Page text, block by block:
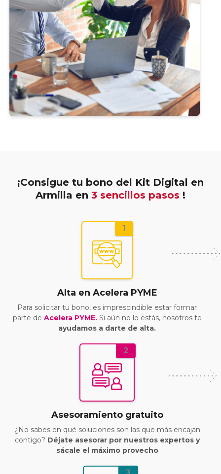
¡Consigue tu bono del Kit Digital en
Armilla en 3 sencillos pasos !
Alta en Acelera PYME
Para solicitar tu bono, es imprescindible estar formar
parte de Acelera PYME. Si aún no lo estás, nosotros te
ayudamos a darte de alta.
1
Asesoramiento gratuito
¿No sabes en qué soluciones son las que más encajan
contigo? Déjate asesorar por nuestros expertos y
sácale el máximo provecho
2